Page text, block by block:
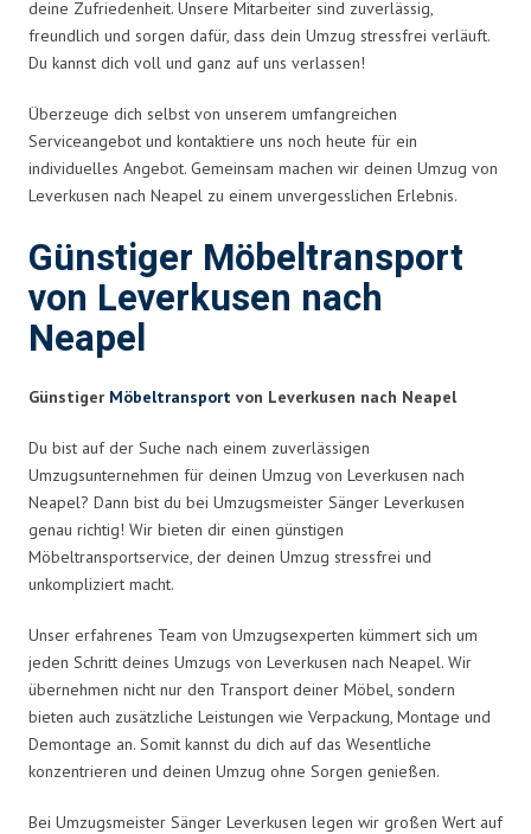
deine Zufriedenheit. Unsere Mitarbeiter sind zuverlässig,
freundlich und sorgen dafür, dass dein Umzug stressfrei verläuft.
Du kannst dich voll und ganz auf uns verlassen!
Überzeuge dich selbst von unserem umfangreichen
Serviceangebot und kontaktiere uns noch heute für ein
individuelles Angebot. Gemeinsam machen wir deinen Umzug von
Leverkusen nach Neapel zu einem unvergesslichen Erlebnis.
Günstiger Möbeltransport
von Leverkusen nach
Neapel
Günstiger Möbeltransport von Leverkusen nach Neapel
Du bist auf der Suche nach einem zuverlässigen
Umzugsunternehmen für deinen Umzug von Leverkusen nach
Neapel? Dann bist du bei Umzugsmeister Sänger Leverkusen
genau richtig! Wir bieten dir einen günstigen
Möbeltransportservice, der deinen Umzug stressfrei und
unkompliziert macht.
Unser erfahrenes Team von Umzugsexperten kümmert sich um
jeden Schritt deines Umzugs von Leverkusen nach Neapel. Wir
übernehmen nicht nur den Transport deiner Möbel, sondern
bieten auch zusätzliche Leistungen wie Verpackung, Montage und
Demontage an. Somit kannst du dich auf das Wesentliche
konzentrieren und deinen Umzug ohne Sorgen genießen.
Bei Umzugsmeister Sänger Leverkusen legen wir großen Wert auf